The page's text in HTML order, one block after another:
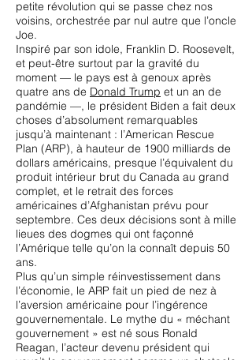
petite révolution qui se passe chez nos
voisins, orchestrée par nul autre que l’oncle
Joe.
Inspiré par son idole, Franklin D. Roosevelt,
et peut-être surtout par la gravité du
moment — le pays est à genoux après
quatre ans de Donald Trump et un an de
pandémie —, le président Biden a fait deux
choses d’absolument remarquables
jusqu’à maintenant : l’American Rescue
Plan (ARP), à hauteur de 1900 milliards de
dollars américains, presque l’équivalent du
produit intérieur brut du Canada au grand
complet, et le retrait des forces
américaines d’Afghanistan prévu pour
septembre. Ces deux décisions sont à mille
lieues des dogmes qui ont façonné
l’Amérique telle qu’on la connaît depuis 50
ans.
Plus qu’un simple réinvestissement dans
l’économie, le ARP fait un pied de nez à
l’aversion américaine pour l’ingérence
gouvernementale. Le mythe du « méchant
gouvernement » est né sous Ronald
Reagan, l’acteur devenu président qui